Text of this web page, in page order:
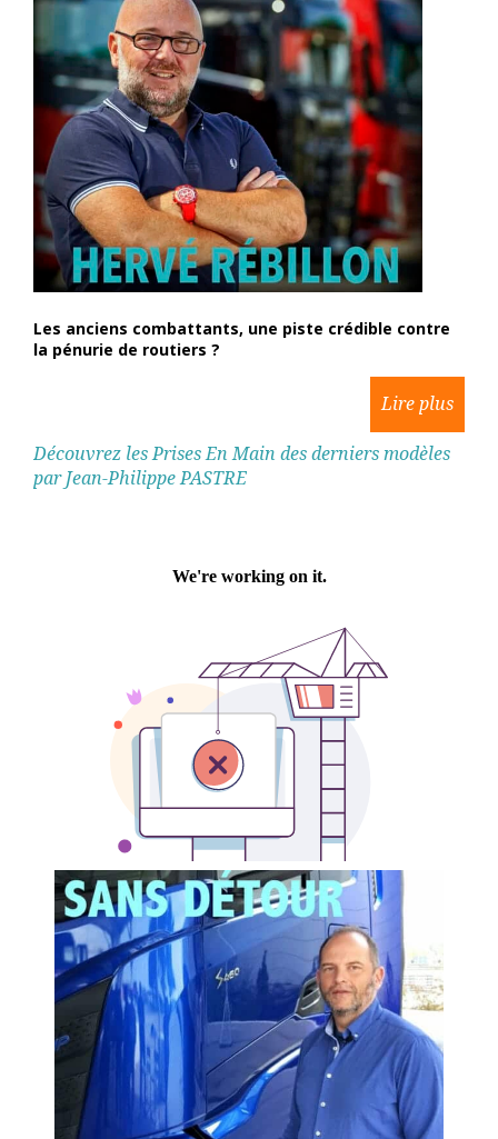
Les anciens combattants, une piste crédible contre
la pénurie de routiers ?
Découvrez les Prises En Main des derniers modèles
par Jean-Philippe PASTRE